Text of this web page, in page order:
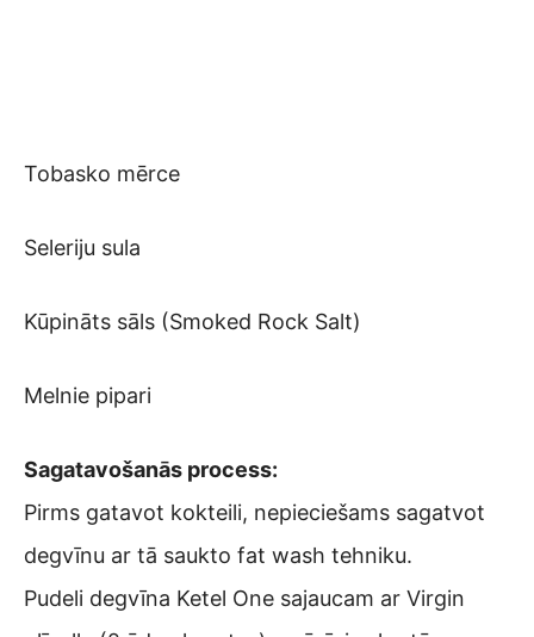
Tobasko mērce
Seleriju sula
Kūpināts sāls (Smoked Rock Salt)
Melnie pipari
Sagatavošanās process:
Pirms gatavot kokteili, nepieciešams sagatvot
degvīnu ar tā saukto fat wash tehniku.
Pudeli degvīna Ketel One sajaucam ar Virgin